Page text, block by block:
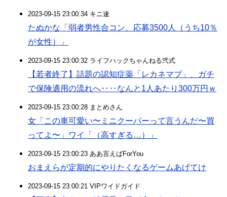
2023-09-15 23:00:34 キニ速
たぬかな「弱者男性合コン、応募3500人（うち10％
が女性）」
2023-09-15 23:00:32 ライフハックちゃんねる弐式
【若者終了】話題の認知症薬「レカネマブ」、ガチ
で保険適用の流れへ‥‥なんと1人あたり300万円ｗ
2023-09-15 23:00:28 まとめさん
女「この車可愛い〜ミニクーパーって言うんだ〜買
ってよ〜」ワイ「（高すぎる…）」
2023-09-15 23:00:23 ああ言えばForYou
おまえらが定期的にやりたくなるゲームあげてけ
2023-09-15 23:00:21 VIPワイドガイド